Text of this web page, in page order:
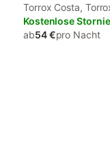
kinderfreundlich
Torrox Costa,
Kostenlose
ab54 €pro Nacht